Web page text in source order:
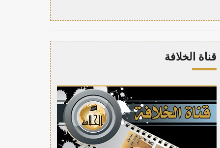
قناة الخلافة